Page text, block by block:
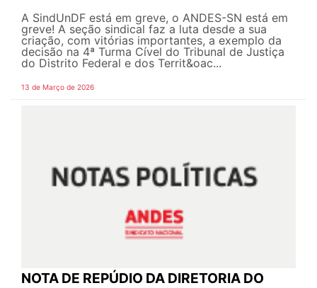
A SindUnDF está em greve, o ANDES-SN está em
greve! A seção sindical faz a luta desde a sua
criação, com vitórias importantes, a exemplo da
decisão na 4ª Turma Cível do Tribunal de Justiça
do Distrito Federal e dos Territ&oac...
13 de Março de 2026
NOTA DE REPÚDIO DA DIRETORIA DO